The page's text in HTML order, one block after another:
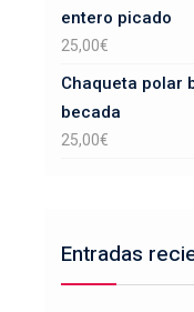
entero picado
25,00€
Chaqueta polar
becada
25,00€
Entradas